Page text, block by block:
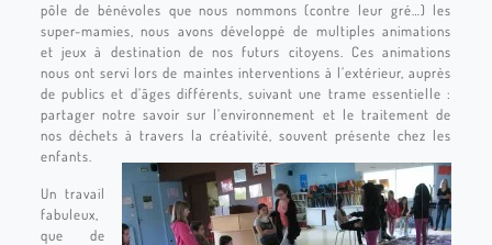
pôle de bénévoles que nous nommons (contre leur gré…) les
super-mamies, nous avons développé de multiples animations
et jeux à destination de nos futurs citoyens. Ces animations
nous ont servi lors de maintes interventions à l’extérieur, auprès
de publics et d’âges différents, suivant une trame essentielle :
partager notre savoir sur l’environnement et le traitement de
nos déchets à travers la créativité, souvent présente chez les
enfants.
Un travail
fabuleux,
que de